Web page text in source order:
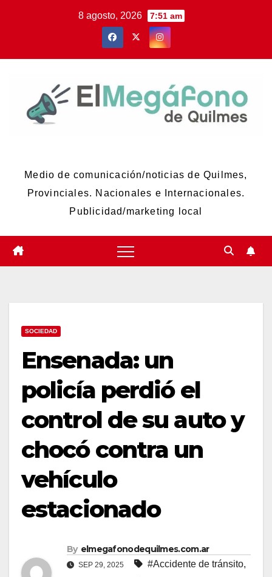
8 agosto, 2026 7:51 am
Medio de comunicación/noticias de Quilmes,
Provinciales. Nacionales e Internacionales.
Publicidad/marketing local
SOCIEDAD
Ensenada: un
policía perdió el
control de su auto y
chocó contra un
vehículo
estacionado
By elmegafonodequilmes.com.ar
SEP 29, 2025 #Accidente de tránsito,